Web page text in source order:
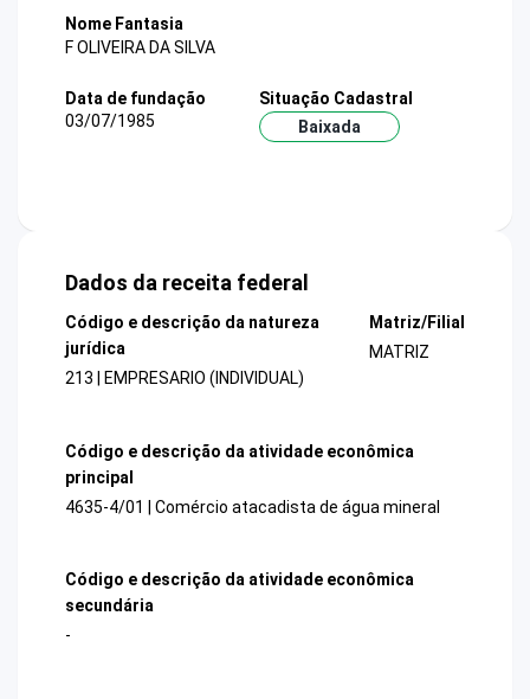
Nome Fantasia
F OLIVEIRA DA SILVA
Data de fundação
03/07/1985
Situação Cadastral
Baixada
Dados da receita federal
Código e descrição da natureza
jurídica
213 | EMPRESARIO (INDIVIDUAL)
Matriz/Filial
MATRIZ
Código e descrição da atividade econômica
principal
4635-4/01 | Comércio atacadista de água mineral
Código e descrição da atividade econômica
secundária
-